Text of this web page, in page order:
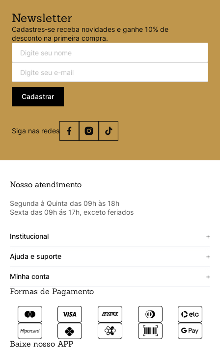
Newsletter
Cadastres-se receba novidades e ganhe 10% de
desconto na primeira compra.
Cadastrar
Siga nas redes
Nosso atendimento
Segunda à Quinta das 09h às 18h
Sexta das 09h ás 17h, exceto feriados
Institucional +
Sobre a Cicero
Fale conosco
Ajuda e suporte +
Termos de uso
Política de segurança
Prazos de entrega
Formas de pagamento
Minha conta +
Meus Dados
Meus Pedidos
Meus Favoritos
Formas de Pagamento
Baixe nosso APP